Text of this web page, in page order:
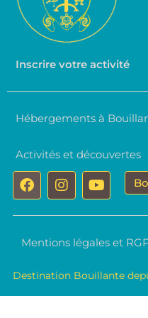
Inscrire votre activité
Hébergements à
Activités et découvertes
F
a
e
b
o
k
I
n
t
g
a
Y
o
t
u
b
Mentions légales et
Destination Bouillante